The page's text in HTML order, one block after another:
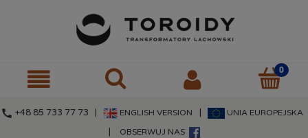
call +48 85 733 77 73 | ENGLISH VERSION UNIA EUROPEJSKA
OBSERWUJ NAS